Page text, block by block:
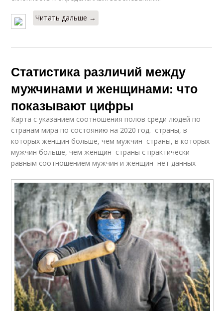
Читать дальше →
Статистика различий между
мужчинами и женщинами: что
показывают цифры
Карта с указанием соотношения полов среди людей по
странам мира по состоянию на 2020 год. страны, в
которых женщин больше, чем мужчин страны, в которых
мужчин больше, чем женщин страны с практически
равным соотношением мужчин и женщин нет данных